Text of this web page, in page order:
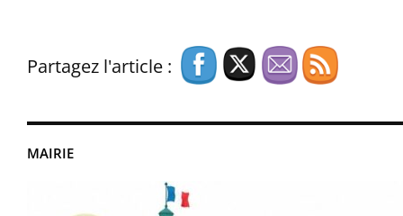
MAIRIE
Partagez l'article :